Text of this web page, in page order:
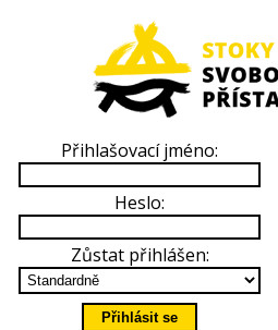
Přihlašovací jméno:
Heslo:
Zůstat přihlášen: